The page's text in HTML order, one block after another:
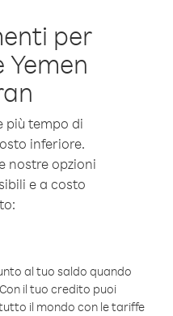
per
più tempo di
inferiore.
nostre opzioni
e a costo
al tuo saldo quando
il tuo credito puoi
il mondo con le tariffe